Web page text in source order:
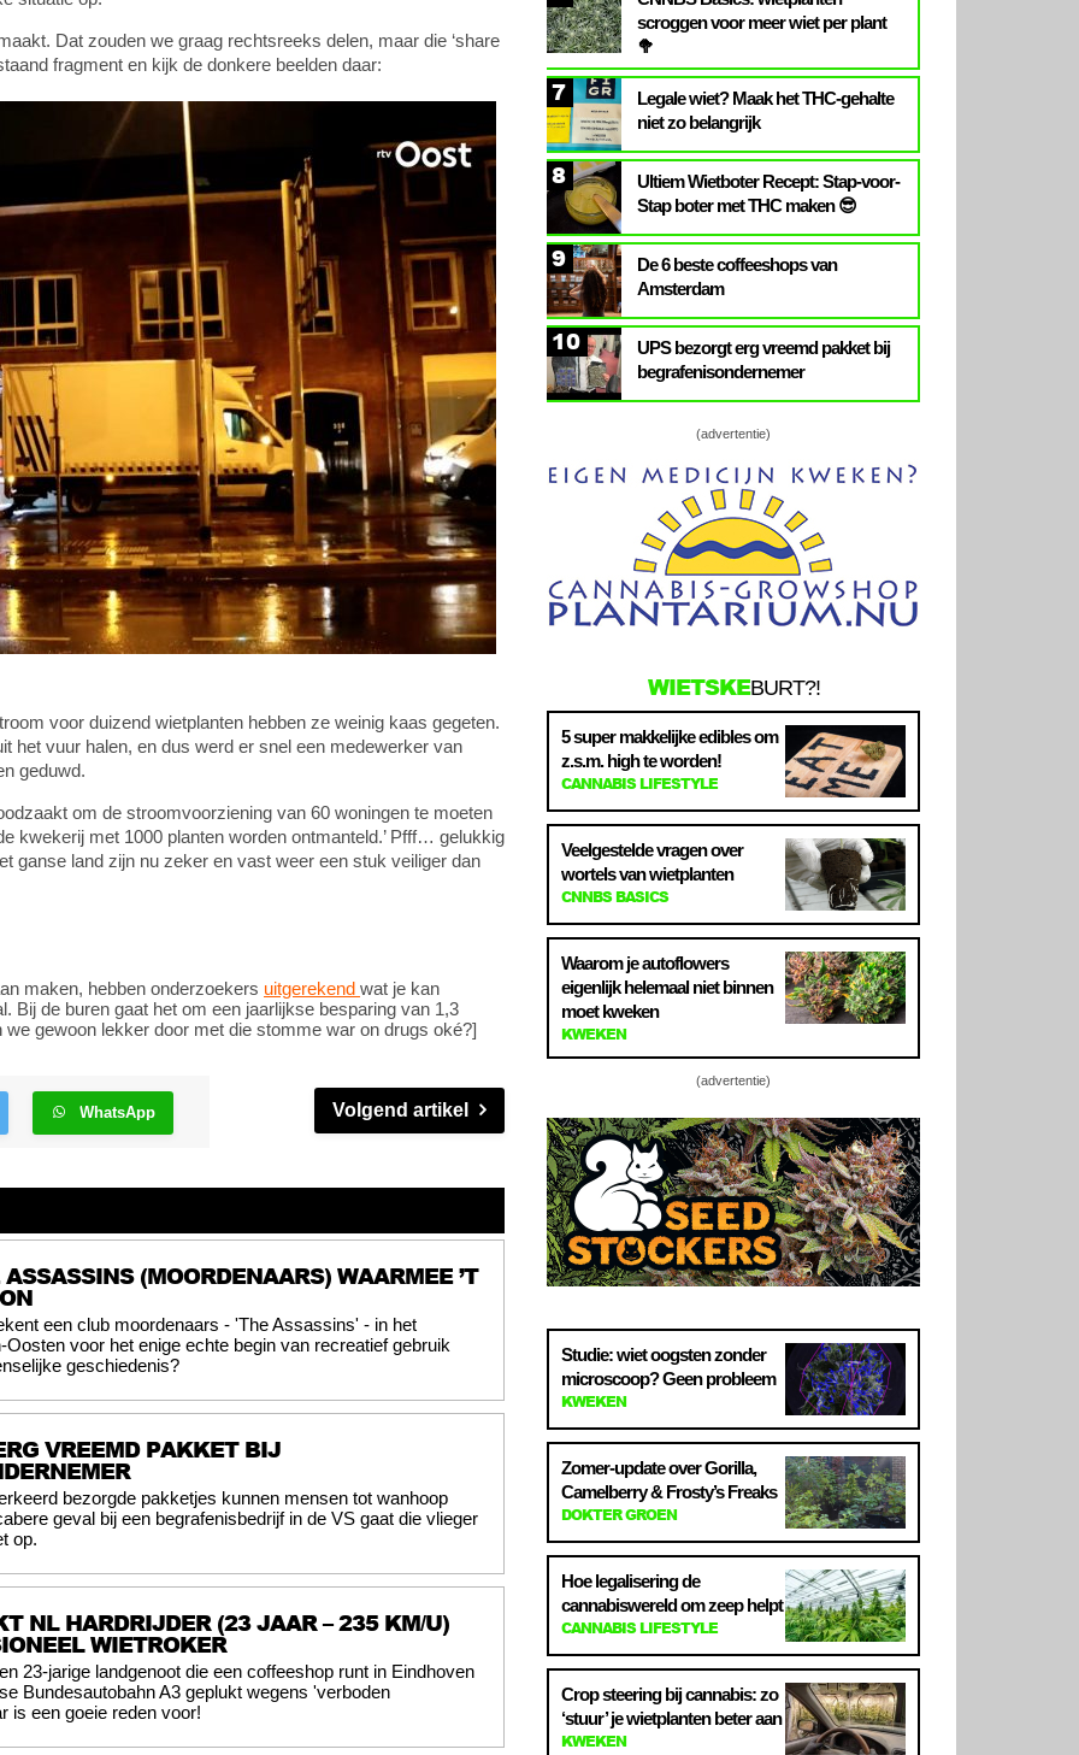
Dat zouden we graag rechtsreeks delen, maar die ‘share
fragment en kijk de donkere beelden daar:
voor duizend wietplanten hebben ze weinig kaas gegeten.
het vuur halen, en dus werd er snel een medewerker van
geduwd.
om de stroomvoorziening van 60 woningen te moeten
kwekerij met 1000 planten worden ontmanteld.’ Pfff… gelukkig
ganse land zijn nu zeker en vast weer een stuk veiliger dan
maken, hebben onderzoekers uitgerekend wat je kan
Bij de buren gaat het om een jaarlijkse besparing van 1,3
gewoon lekker door met die stomme war on drugs oké?]
WhatsApp Volgend artikel
(MOORDENAARS) WAARMEE ’T
een club moordenaars - 'The Assassins' - in het
voor het enige echte begin van recreatief gebruik
geschiedenis?
VREEMD PAKKET BIJ
bezorgde pakketjes kunnen mensen tot wanhoop
geval bij een begrafenisbedrijf in de VS gaat die vlieger
op.
NL HARDRIJDER (23 JAAR – 235 KM/U)
WIETROKER
23-jarige landgenoot die een coffeeshop runt in Eindhoven
Bundesautobahn A3 geplukt wegens 'verboden
is een goeie reden voor!
scroggen voor meer wiet per plant
🥦
7
Legale wiet? Maak het THC-gehalte
niet zo belangrijk
8
Ultiem Wietboter Recept: Stap-voor-
Stap boter met THC maken 😎
9
De 6 beste coffeeshops van
Amsterdam
10
UPS bezorgt erg vreemd pakket bij
begrafenisondernemer
(advertentie)
WIETSKEBURT?!
5 super makkelijke edibles om
z.s.m. high te worden!
CANNABIS LIFESTYLE
Veelgestelde vragen over
wortels van wietplanten
CNNBS BASICS
Waarom je autoflowers
eigenlijk helemaal niet binnen
moet kweken
KWEKEN
(advertentie)
Studie: wiet oogsten zonder
microscoop? Geen probleem
KWEKEN
Zomer-update over Gorilla,
Camelberry & Frosty’s Freaks
DOKTER GROEN
Hoe legalisering de
cannabiswereld om zeep helpt
CANNABIS LIFESTYLE
Crop steering bij cannabis: zo
‘stuur’ je wietplanten beter aan
KWEKEN